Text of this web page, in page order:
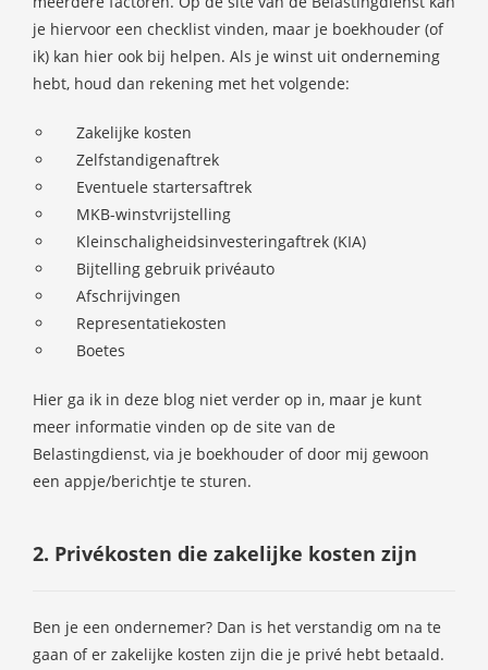
je hiervoor een checklist vinden, maar je boekhouder (of
ik) kan hier ook bij helpen. Als je winst uit onderneming
hebt, houd dan rekening met het volgende:
Zakelijke kosten
Zelfstandigenaftrek
Eventuele startersaftrek
MKB-winstvrijstelling
Kleinschaligheidsinvesteringaftrek (KIA)
Bijtelling gebruik privéauto
Afschrijvingen
Representatiekosten
Boetes
Hier ga ik in deze blog niet verder op in, maar je kunt
meer informatie vinden op de site van de
Belastingdienst, via je boekhouder of door mij gewoon
een appje/berichtje te sturen.
2. Privékosten die zakelijke kosten zijn
Ben je een ondernemer? Dan is het verstandig om na te
gaan of er zakelijke kosten zijn die je privé hebt betaald.